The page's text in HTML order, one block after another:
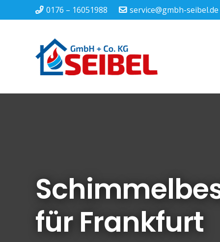
0176 – 16051988 service@gmbh-seibel.de
für Frankfurt